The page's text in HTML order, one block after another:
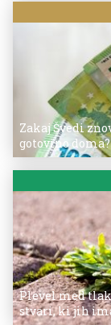
Zakaj Švedi
gotovino doma?
Plevel med
stvari, ki jih